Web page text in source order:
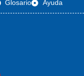
Glosario Ayuda